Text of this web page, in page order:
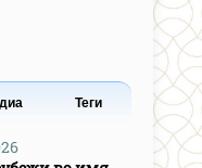
Теги